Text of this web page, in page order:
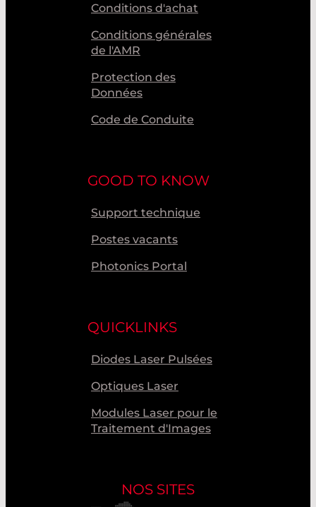
Conditions d'achat
Conditions générales
de l'AMR
Protection des
Données
Code de Conduite
GOOD TO KNOW
Support technique
Postes vacants
Photonics Portal
QUICKLINKS
Diodes Laser Pulsées
Optiques Laser
Modules Laser pour le
Traitement d'Images
NOS SITES